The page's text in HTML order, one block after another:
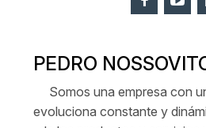
PEDRO
Somos una empresa con
evoluciona constante y